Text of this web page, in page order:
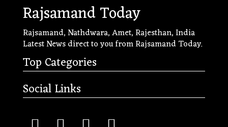
Rajsamand Today
Rajsamand, Nathdwara, Amet, Rajesthan, India
Latest News direct to you from Rajsamand Today.
Top Categories
Social Links